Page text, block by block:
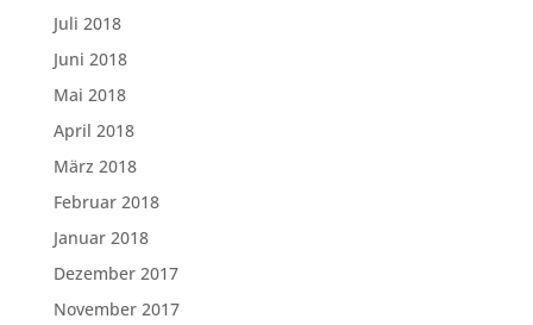
Juli 2018
Juni 2018
Mai 2018
April 2018
März 2018
Februar 2018
Januar 2018
Dezember 2017
November 2017